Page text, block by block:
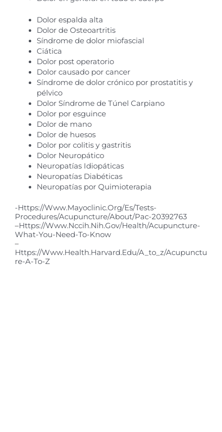
Dolor espalda alta
Dolor de Osteoartritis
Síndrome de dolor miofascial
Ciática
Dolor post operatorio
Dolor causado por cancer
Síndrome de dolor crónico por prostatitis y
pélvico
Dolor Síndrome de Túnel Carpiano
Dolor por esguince
Dolor de mano
Dolor de huesos
Dolor por colitis y gastritis
Dolor Neuropático
Neuropatías Idiopáticas
Neuropatías Diabéticas
Neuropatías por Quimioterapia
-https://www.mayoclinic.org/es/tests-
Procedures/acupuncture/about/pac-20392763
–Https://www.nccih.nih.gov/health/acupuncture-
What-You-Need-To-Know
–
Https://www.health.harvard.edu/a_to_z/acupunctu
Re-A-To-Z